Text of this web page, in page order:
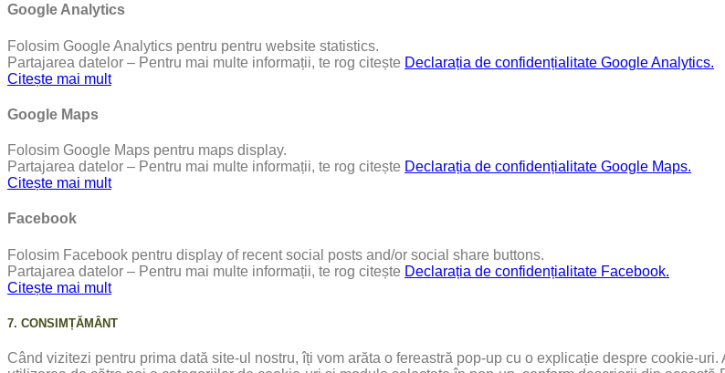
Google Analytics
Folosim Google Analytics pentru pentru website statistics.
Partajarea datelor – Pentru mai multe informații, te rog citește Declarația de confidențialitate Google Analytics.
Citește mai mult
Google Maps
Folosim Google Maps pentru maps display.
Partajarea datelor – Pentru mai multe informații, te rog citește Declarația de confidențialitate Google Maps.
Citește mai mult
Facebook
Folosim Facebook pentru display of recent social posts and/or social share buttons.
Partajarea datelor – Pentru mai multe informații, te rog citește Declarația de confidențialitate Facebook.
Citește mai mult
7. CONSIMȚĂMÂNT
Când vizitezi pentru prima dată site-ul nostru, îți vom arăta o fereastră pop-up cu o explicație despre cookie-